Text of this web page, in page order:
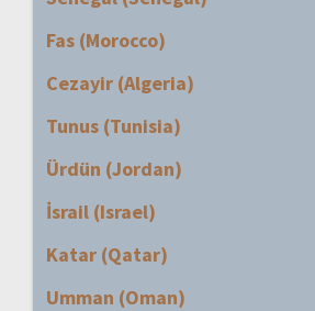
Fas (Morocco)
Cezayir (Algeria)
Tunus (Tunisia)
Ürdün (Jordan)
İsrail (Israel)
Katar (Qatar)
Umman (Oman)